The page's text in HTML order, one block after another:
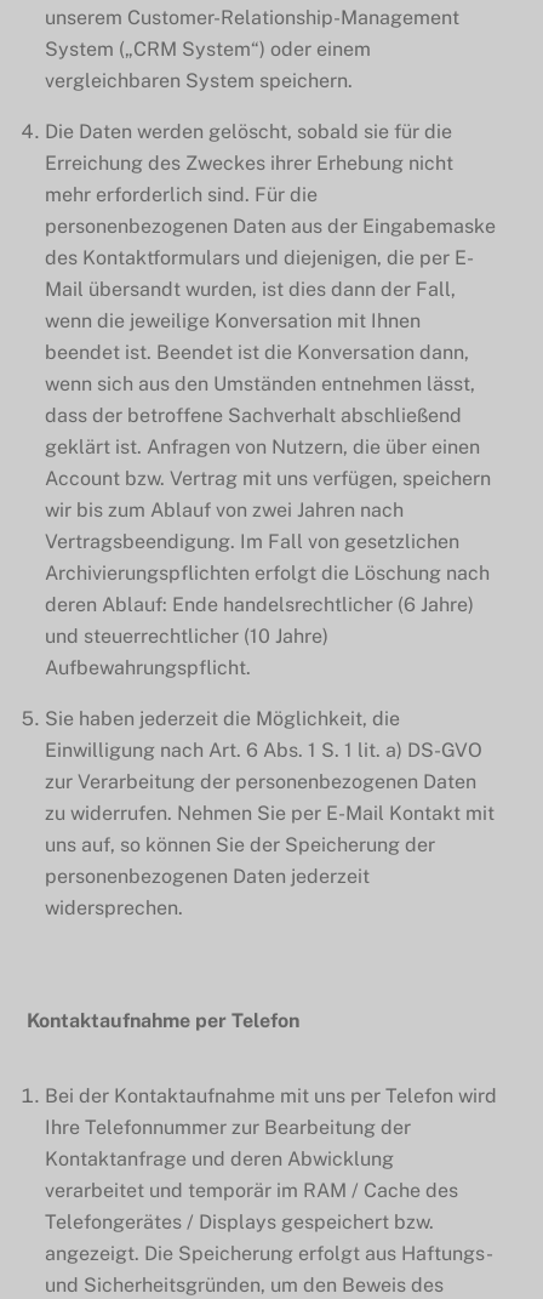
unserem Customer-Relationship-Management
System („CRM System“) oder einem
vergleichbaren System speichern.
Die Daten werden gelöscht, sobald sie für die
Erreichung des Zweckes ihrer Erhebung nicht
mehr erforderlich sind. Für die
personenbezogenen Daten aus der Eingabemaske
des Kontaktformulars und diejenigen, die per E-
Mail übersandt wurden, ist dies dann der Fall,
wenn die jeweilige Konversation mit Ihnen
beendet ist. Beendet ist die Konversation dann,
wenn sich aus den Umständen entnehmen lässt,
dass der betroffene Sachverhalt abschließend
geklärt ist. Anfragen von Nutzern, die über einen
Account bzw. Vertrag mit uns verfügen, speichern
wir bis zum Ablauf von zwei Jahren nach
Vertragsbeendigung. Im Fall von gesetzlichen
Archivierungspflichten erfolgt die Löschung nach
deren Ablauf: Ende handelsrechtlicher (6 Jahre)
und steuerrechtlicher (10 Jahre)
Aufbewahrungspflicht.
Sie haben jederzeit die Möglichkeit, die
Einwilligung nach Art. 6 Abs. 1 S. 1 lit. a) DS-GVO
zur Verarbeitung der personenbezogenen Daten
zu widerrufen. Nehmen Sie per E-Mail Kontakt mit
uns auf, so können Sie der Speicherung der
personenbezogenen Daten jederzeit
widersprechen.
Kontaktaufnahme per Telefon
Bei der Kontaktaufnahme mit uns per Telefon wird
Ihre Telefonnummer zur Bearbeitung der
Kontaktanfrage und deren Abwicklung
verarbeitet und temporär im RAM / Cache des
Telefongerätes / Displays gespeichert bzw.
angezeigt. Die Speicherung erfolgt aus Haftungs-
und Sicherheitsgründen, um den Beweis des